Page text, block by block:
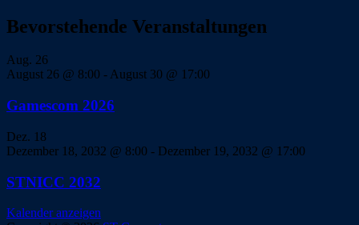
Bevorstehende Veranstaltungen
Aug. 26
August 26 @ 8:00 -August 30 @ 17:00
Gamescom 2026
Dez. 18
Dezember 18, 2032 @ 8:00 - Dezember 19, 2032 @ 17:00
STNICC 2032
Kalender anzeigen